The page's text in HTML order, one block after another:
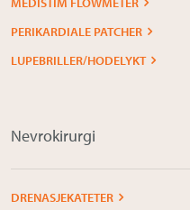
PERIKARDIALE PATCHER
LUPEBRILLER/HODELYKT
Nevrokirurgi
DRENASJEKATETER